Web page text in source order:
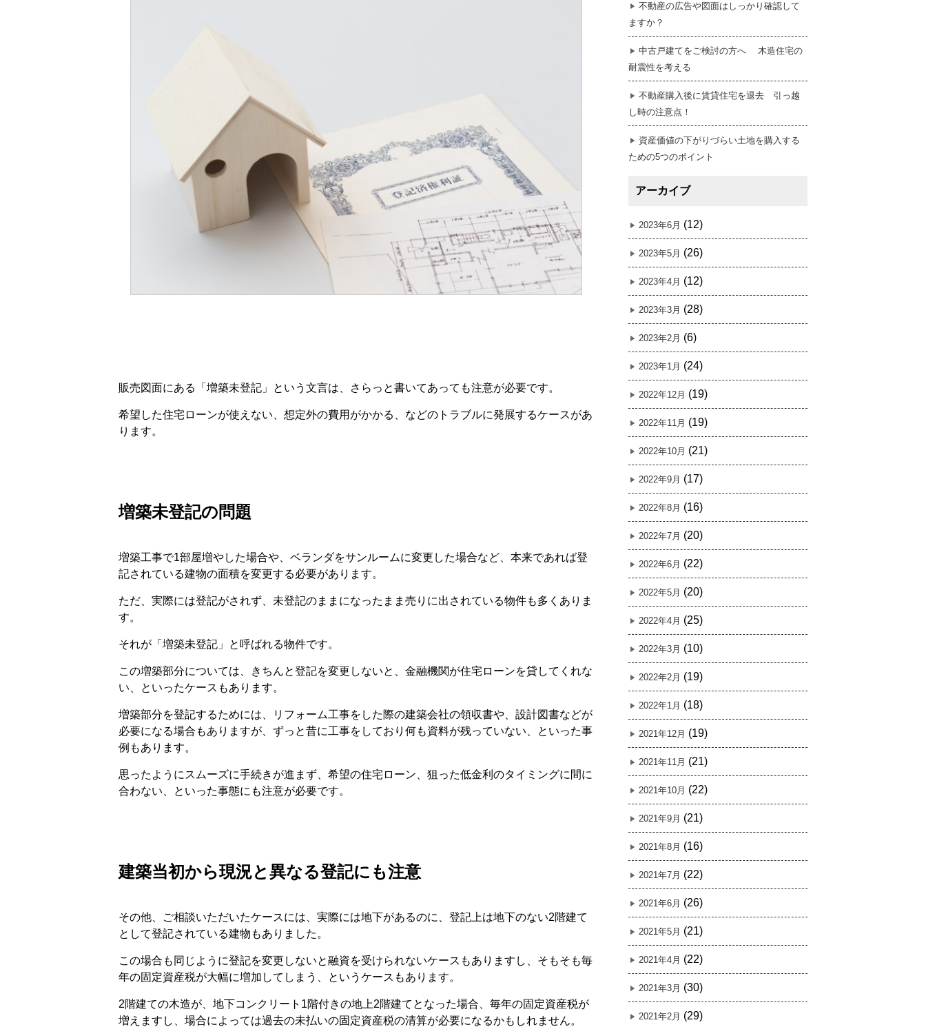
販売図面にある「増築未登記」という文言は、さらっと書いてあっても注意が必要です。
希望した住宅ローンが使えない、想定外の費用がかかる、などのトラブルに発展するケースがあ
ります。
増築未登記の問題
増築工事で1部屋増やした場合や、ベランダをサンルームに変更した場合など、本来であれば登
記されている建物の面積を変更する必要があります。
ただ、実際には登記がされず、未登記のままになったまま売りに出されている物件も多くありま
す。
それが「増築未登記」と呼ばれる物件です。
この増築部分については、きちんと登記を変更しないと、金融機関が住宅ローンを貸してくれな
い、といったケースもあります。
増築部分を登記するためには、リフォーム工事をした際の建築会社の領収書や、設計図書などが
必要になる場合もありますが、ずっと昔に工事をしており何も資料が残っていない、といった事
例もあります。
思ったようにスムーズに手続きが進まず、希望の住宅ローン、狙った低金利のタイミングに間に
合わない、といった事態にも注意が必要です。
建築当初から現況と異なる登記にも注意
その他、ご相談いただいたケースには、実際には地下があるのに、登記上は地下のない2階建て
として登記されている建物もありました。
この場合も同じように登記を変更しないと融資を受けられないケースもありますし、そもそも毎
年の固定資産税が大幅に増加してしまう、というケースもあります。
2階建ての木造が、地下コンクリート1階付きの地上2階建てとなった場合、毎年の固定資産税が
増えますし、場合によっては過去の未払いの固定資産税の清算が必要になるかもしれません。
不動産の広告や図面はしっかり確認して
ますか？
中古戸建てをご検討の方へ 木造住宅の
耐震性を考える
不動産購入後に賃貸住宅を退去 引っ越
し時の注意点！
資産価値の下がりづらい土地を購入する
ための5つのポイント
アーカイブ
2023年6月 (12)
2023年5月 (26)
2023年4月 (12)
2023年3月 (28)
2023年2月 (6)
2023年1月 (24)
2022年12月 (19)
2022年11月 (19)
2022年10月 (21)
2022年9月 (17)
2022年8月 (16)
2022年7月 (20)
2022年6月 (22)
2022年5月 (20)
2022年4月 (25)
2022年3月 (10)
2022年2月 (19)
2022年1月 (18)
2021年12月 (19)
2021年11月 (21)
2021年10月 (22)
2021年9月 (21)
2021年8月 (16)
2021年7月 (22)
2021年6月 (26)
2021年5月 (21)
2021年4月 (22)
2021年3月 (30)
2021年2月 (29)